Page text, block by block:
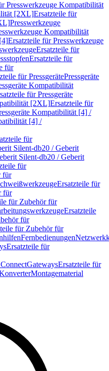
Presswerkzeuge Kompatibilität
[2XL]Ersatzteile für
Presswerkzeuge
Kompatibilität
Ersatzteile für Presswerkzeuge
Ersatzteile für
Ersatzteile für
für
für PressgerätePressgeräte
Kompatibilität
für Pressgeräte
[2XL]Ersatzteile für
Kompatibilität [4] /
[4] /
für
Silent-db20 / Geberit
Silent-db20 / Geberit
für
für
Ersatzteile für
für
für Zubehör für
Ersatzteile
für
für Zubehör für
Fernbedienungen
Ersatzteile für
GatewaysErsatzteile für
Montagematerial